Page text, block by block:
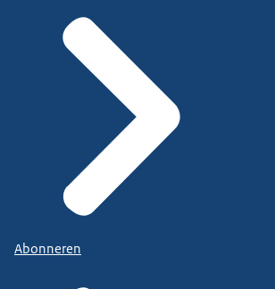
Abonneren